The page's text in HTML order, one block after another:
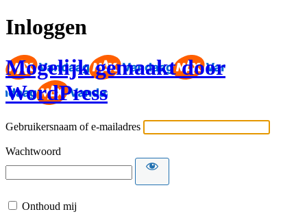
Inloggen
Mogelijk gemaakt door
WordPress
Gebruikersnaam of e-mailadres
Wachtwoord
Onthoud mij